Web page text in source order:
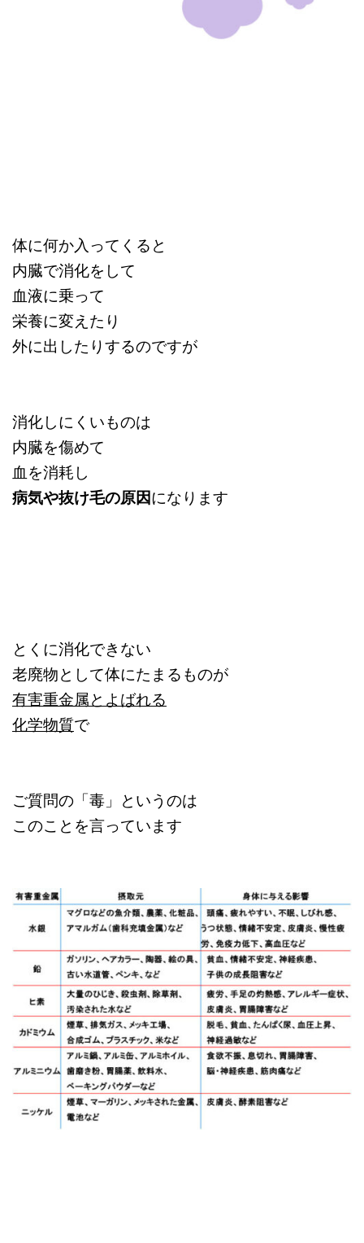
体に何か入ってくると
内臓で消化をして
血液に乗って
栄養に変えたり
外に出したりするのですが
消化しにくいものは
内臓を傷めて
血を消耗し
病気や抜け毛の原因になります
とくに消化できない
老廃物として体にたまるものが
有害重金属とよばれる
化学物質で
ご質問の「毒」というのは
このことを言っています